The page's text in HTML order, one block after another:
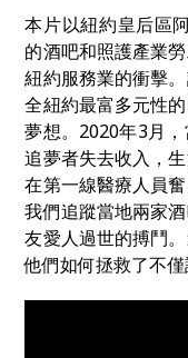
本片以紐約皇后區
的酒吧和照護產業
紐約服務業的衝擊
全紐約最富多元性
夢想。2020年3月
追夢者失去收入，
在第一線醫療人員
我們追蹤當地兩家
友愛人過世的搏鬥
他們如何拯救了不